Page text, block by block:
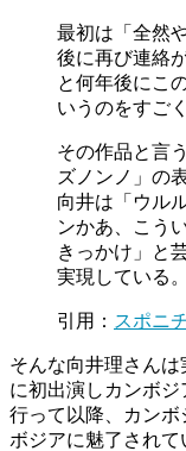
最初は「全然
後に再び連絡
と何年後にこ
いうのをすご
その作品と言
ズノンノ」の
向井は「ウル
ンかあ、こう
きっかけ」と
実現している。
引用： スポニ
そんな向井理さんは
に初出演しカンボ
行って以降、カンボ
ボジアに魅了されて